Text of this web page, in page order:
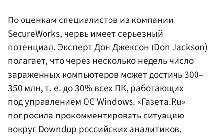
По оценкам специалистов из компании
SecureWorks, червь имеет серьезный
потенциал. Эксперт Дон Джексон (Don Jackson)
полагает, что через несколько недель число
зараженных компьютеров может достичь 300–
350 млн, т. е. до 30% всех ПК, работающих
под управлением ОС Windows. «Газета.Ru»
попросила прокомментировать ситуацию
вокруг Downdup российских аналитиков.